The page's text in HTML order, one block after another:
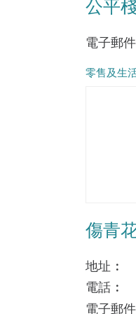
公平
電子郵件
零售及生
傷青
地址
電話
電子郵件